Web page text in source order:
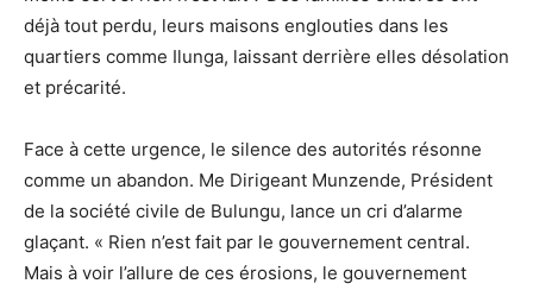
déjà tout perdu, leurs maisons englouties dans les
quartiers comme Ilunga, laissant derrière elles désolation
et précarité.
Face à cette urgence, le silence des autorités résonne
comme un abandon. Me Dirigeant Munzende, Président
de la société civile de Bulungu, lance un cri d’alarme
glaçant. « Rien n’est fait par le gouvernement central.
Mais à voir l’allure de ces érosions, le gouvernement